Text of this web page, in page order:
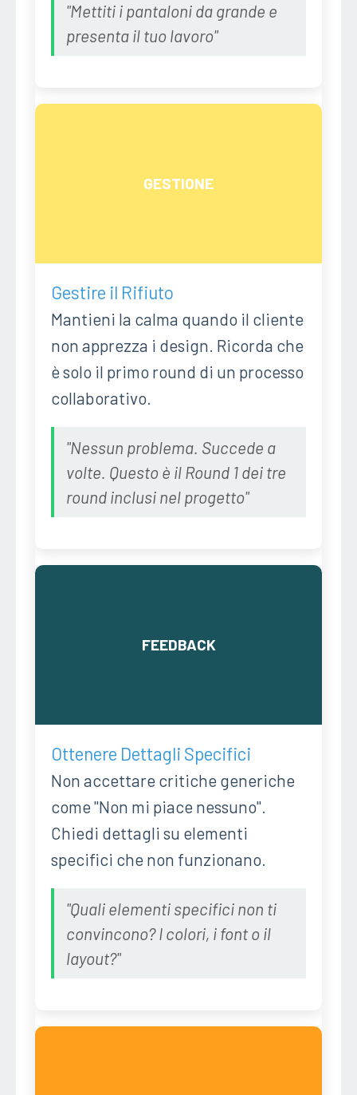
"Mettiti i pantaloni da grande e
presenta il tuo lavoro"
GESTIONE
Gestire il Rifiuto
Mantieni la calma quando il cliente
non apprezza i design. Ricorda che
è solo il primo round di un processo
collaborativo.
"Nessun problema. Succede a
volte. Questo è il Round 1 dei tre
round inclusi nel progetto"
FEEDBACK
Ottenere Dettagli Specifici
Non accettare critiche generiche
come "Non mi piace nessuno".
Chiedi dettagli su elementi
specifici che non funzionano.
"Quali elementi specifici non ti
convincono? I colori, i font o il
layout?"